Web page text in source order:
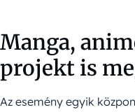
Manga,
projekt is
Az esemény egyik